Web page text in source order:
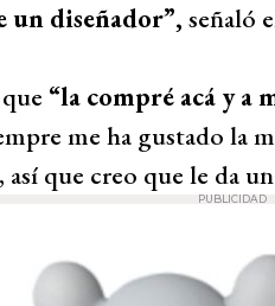
un diseñador”, señaló
“la compré acá y a
me ha gustado la
que creo que le da
PUBLICIDAD